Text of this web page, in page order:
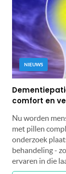
NIEUWS
comfort en
Nu worden
met pillen
onderzoek
behandeling -
ervaren in die